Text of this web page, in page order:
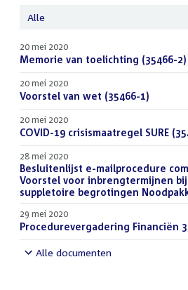
Alle
20 mei 2020
Download
bestand:
Memorie van toelichting (35466-2)
20 mei 2020
Download
bestand:
Voorstel van wet (35466-1)
20 mei 2020
Download
bestand:
COVID-19 crisismaatregel SURE
28 mei 2020
Download
bestand:
Besluitenlijst e-mailprocedure
Voorstel voor inbrengtermijnen
suppletoire begrotingen
29 mei 2020
Download
bestand:
Procedurevergadering Financiën
Alle documenten